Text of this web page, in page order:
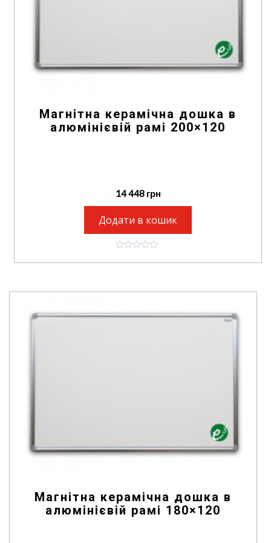
Магнітна керамічна дошка в
алюмінієвій рамі 200×120
14 448 грн
Додати в кошик
o
Магнітна керамічна дошка в
алюмінієвій рамі 180×120